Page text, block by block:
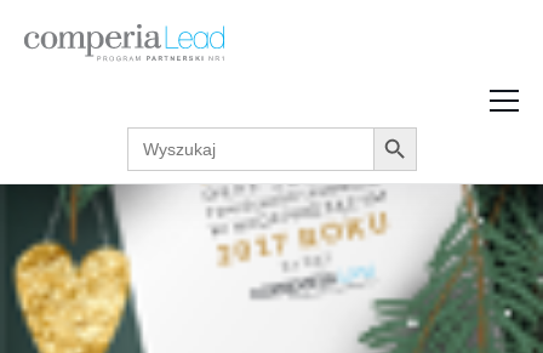
Strefa Wiedzy
Podcasty
Zarabiaj w internecie
Akcje promocyjne
Regulaminy
Search
for:
Search Button